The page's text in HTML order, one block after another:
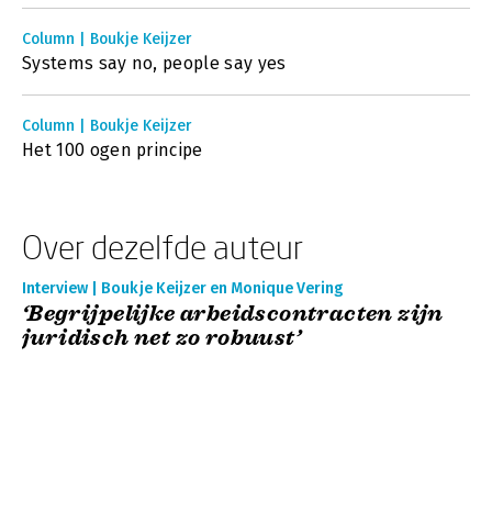
Column | Boukje Keijzer
Systems say no, people say yes
Column | Boukje Keijzer
Het 100 ogen principe
Over dezelfde auteur
Interview | Boukje Keijzer en Monique Vering
‘Begrijpelijke arbeidscontracten zijn
juridisch net zo robuust’